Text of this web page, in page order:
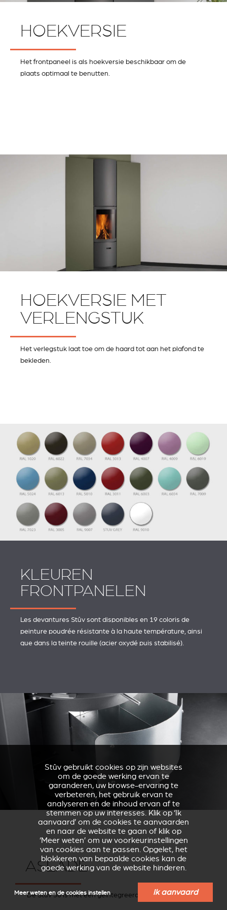
HOEKVERSIE
Het frontpaneel is als hoekversie beschikbaar om de
plaats optimaal te benutten.
HOEKVERSIE MET
VERLENGSTUK
Het verlegstuk laat toe om de haard tot aan het plafond te
bekleden.
KLEUREN
FRONTPANELEN
Les devantures Stûv sont disponibles en 19 coloris de
peinture poudrée résistante à la haute température, ainsi
que dans la teinte rouille (acier oxydé puis stabilisé).
ASLADE
De Stûv 30 is met een geïntegreerde aslade uitgerust.
Stûv gebruikt cookies op zijn websites
om de goede werking ervan te
garanderen, uw browse-ervaring te
verbeteren, het gebruik ervan te
analyseren en de inhoud ervan af te
stemmen op uw interesses. Klik op ‘Ik
aanvaard’ om de cookies te aanvaarden
en naar de website te gaan of klik op
‘Meer weten’ om uw voorkeurinstellingen
van cookies aan te passen. Opgelet, het
blokkeren van bepaalde cookies kan de
goede werking van de website hinderen.
Meer weten en de cookies instellen Ik aanvaard